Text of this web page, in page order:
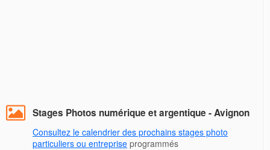
Stages Photos numérique et argentique - Avignon
Consultez le calendrier des prochains stages photo
particuliers ou entreprise programmés